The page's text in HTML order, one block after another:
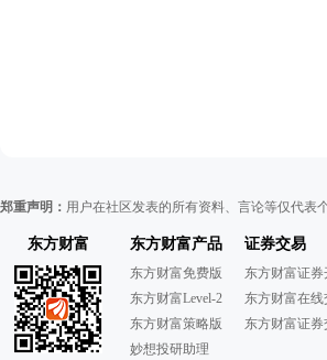
郑重声明： 用户在社区发表的所有资料、言论等仅代表
东方财富 东方财富产品
东方财富免费版
东方财富Level-2
东方财富策略版
妙想投研助理
证券交易
东方财富证券
东方财富在线
东方财富证券